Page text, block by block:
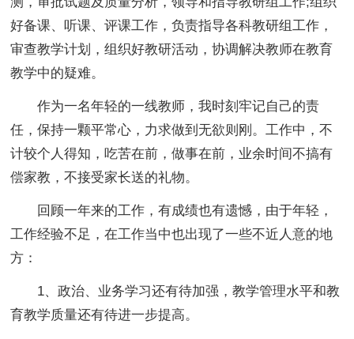
好备课、听课、评课工作，负责指导各科教研组工作，
审查教学计划，组织好教研活动，协调解决教师在教育
教学中的疑难。
作为一名年轻的一线教师，我时刻牢记自己的责
任，保持一颗平常心，力求做到无欲则刚。工作中，不
计较个人得知，吃苦在前，做事在前，业余时间不搞有
偿家教，不接受家长送的礼物。
回顾一年来的工作，有成绩也有遗憾，由于年轻，
工作经验不足，在工作当中也出现了一些不近人意的地
方：
1、政治、业务学习还有待加强，教学管理水平和教
育教学质量还有待进一步提高。